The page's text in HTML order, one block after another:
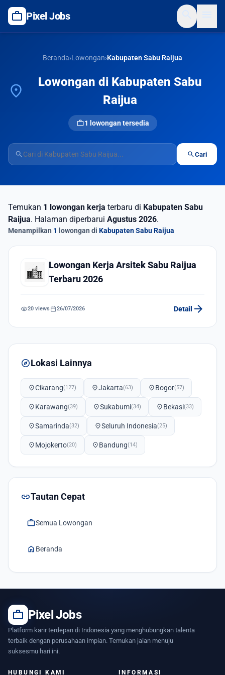
work Pixel Jobs
Beranda›Lowongan›Kabupaten Sabu Raijua
location_on
Lowongan di Kabupaten Sabu
Raijua
work1 lowongan tersedia
search searchCari
Temukan 1 lowongan kerja terbaru di Kabupaten Sabu
Raijua. Halaman diperbarui Agustus 2026.
Menampilkan 1 lowongan di Kabupaten Sabu Raijua
Lowongan Kerja Arsitek Sabu Raijua
Terbaru 2026
visibility20 views calendar_today26/07/2026 Detail arrow_forward
exploreLokasi Lainnya
location_onCikarang(127) location_onJakarta(63) location_onBogor(57)
location_onKarawang(39) location_onSukabumi(34) location_onBekasi(33)
location_onSamarinda(32) location_onSeluruh Indonesia(25)
location_onMojokerto(20) location_onBandung(14)
linkTautan Cepat
workSemua Lowongan
home Beranda
work Pixel Jobs
Platform karir terdepan di Indonesia yang menghubungkan talenta
terbaik dengan perusahaan impian. Temukan jalan menuju
suksesmu hari ini.
HUBUNGI KAMI INFORMASI